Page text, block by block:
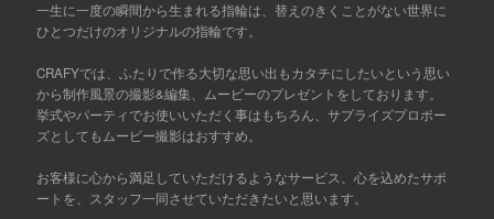
一生に一度の瞬間から生まれる指輪は、替えのきくことがない世界に
ひとつだけのオリジナルの指輪です。
CRAFYでは、ふたりで作る大切な思い出もカタチにしたいという思い
から制作風景の撮影&編集、ムービーのプレゼントをしております。
挙式やパーティでお使いいただく事はもちろん、サプライズプロポー
ズとしてもムービー撮影はおすすめ。
お客様に心から満足していただけるようなサービス、心を込めたサポ
ートを、スタッフ一同させていただきたいと思います。